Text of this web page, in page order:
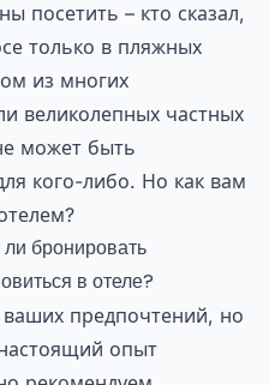
посетить – кто сказал,
только в пляжных
из многих
великолепных частных
может быть
кого-либо. Но как вам
бронировать
в отеле?
предпочтений, но
опыт